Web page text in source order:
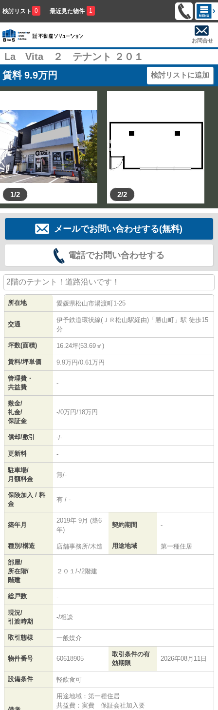
検討リスト 0 最近見た物件 1
お問合せ
La Vita ２ テナント ２０１
賃料 9.9万円 検討リストに追加
1/2 2/2
メールでお問い合わせする(無料)
電話でお問い合わせする
2階のテナント！道路沿いです！
所在地 愛媛県松山市湯渡町1-25
交通
伊予鉄道環状線(ＪＲ松山駅経由) 「 勝山町 」駅 徒歩15
分
坪数(面積) 16.24坪(53.69㎡)
賃料/坪単価 9.9万円/0.61万円
管理費・
共益費
-
敷金/
礼金/
保証金
-/0万円/18万円
償却/敷引 -/-
更新料 -
駐車場/
月額料金
無/-
保険加入 / 料
金
有 / -
築年月
2019年 9月 (築6
年)
契約期間 -
種別/構造 店舗事務所/木造 用途地域 第一種住居
部屋/
所在階/
階建
２０１/-/2階建
総戸数 -
現況/
引渡時期
-/相談
取引態様 一般媒介
物件番号 60618905
取引条件の有
効期限
2026年08月11日
設備条件 軽飲食可
用途地域：第一種住居
共益費：実費 保証会社加入要